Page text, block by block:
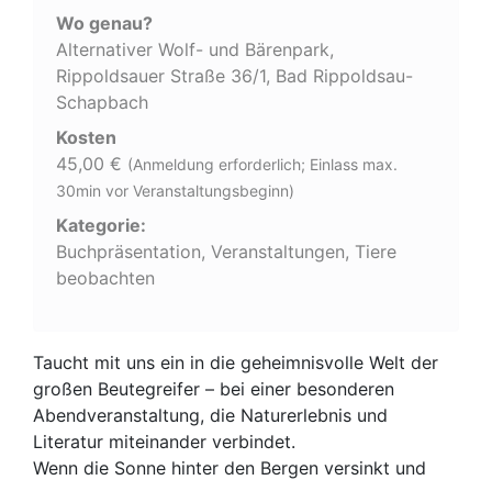
Wo genau?
Alternativer Wolf- und Bärenpark,
Rippoldsauer Straße 36/1, Bad Rippoldsau-
Schapbach
Kosten
45,00 € (Anmeldung erforderlich; Einlass max.
30min vor Veranstaltungsbeginn)
Kategorie:
Buchpräsentation, Veranstaltungen, Tiere
beobachten
Taucht mit uns ein in die geheimnisvolle Welt der
großen Beutegreifer – bei einer besonderen
Abendveranstaltung, die Naturerlebnis und
Literatur miteinander verbindet.
Wenn die Sonne hinter den Bergen versinkt und